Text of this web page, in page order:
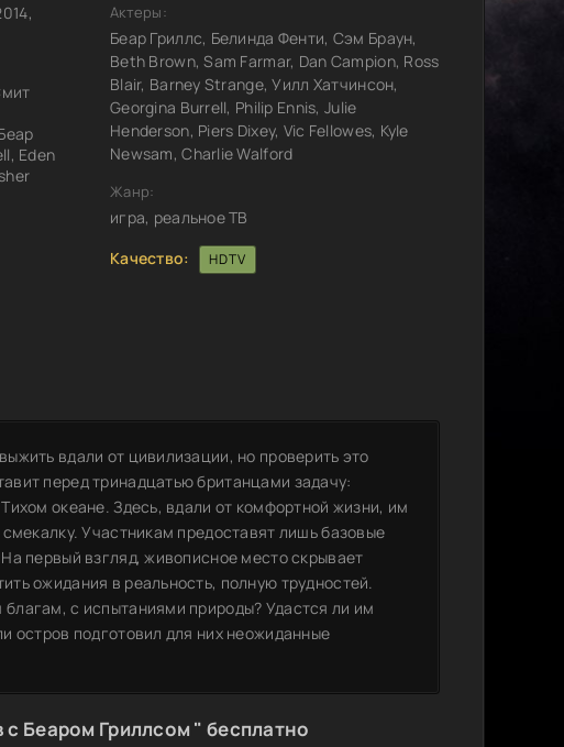
Eden
Актеры:
Беар Гриллс, Белинда Фенти, Сэм Браун,
Beth Brown, Sam Farmar, Dan Campion, Ross
Blair, Barney Strange, Уилл Хатчинсон,
Georgina Burrell, Philip Ennis, Julie
Henderson, Piers Dixey, Vic Fellowes, Kyle
Newsam, Charlie Walford
Жанр:
игра, реальное ТВ
Качество:
HDTV
вдали от цивилизации, но проверить это
перед тринадцатью британцами задачу:
океане. Здесь, вдали от комфортной жизни, им
Участникам предоставят лишь базовые
первый взгляд, живописное место скрывает
ожидания в реальность, полную трудностей.
с испытаниями природы? Удастся ли им
остров подготовил для них неожиданные
Беаром Гриллсом " бесплатно